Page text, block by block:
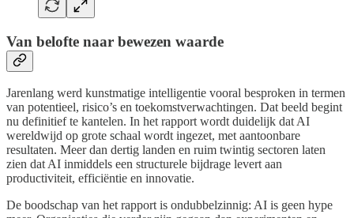
Van belofte naar bewezen waarde
Jarenlang werd kunstmatige intelligentie vooral besproken in termen
van potentieel, risico’s en toekomstverwachtingen. Dat beeld begint
nu definitief te kantelen. In het rapport wordt duidelijk dat AI
wereldwijd op grote schaal wordt ingezet, met aantoonbare
resultaten. Meer dan dertig landen en ruim twintig sectoren laten
zien dat AI inmiddels een structurele bijdrage levert aan
productiviteit, efficiëntie en innovatie.
De boodschap van het rapport is ondubbelzinnig: AI is geen hype